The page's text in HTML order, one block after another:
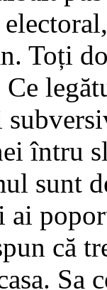
Toți
întru
sunt
ai
că
Sa